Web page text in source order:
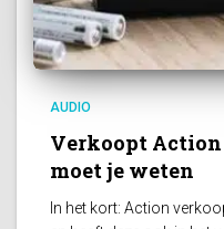
AUDIO
Verkoopt Action
moet je weten
In het kort: Action